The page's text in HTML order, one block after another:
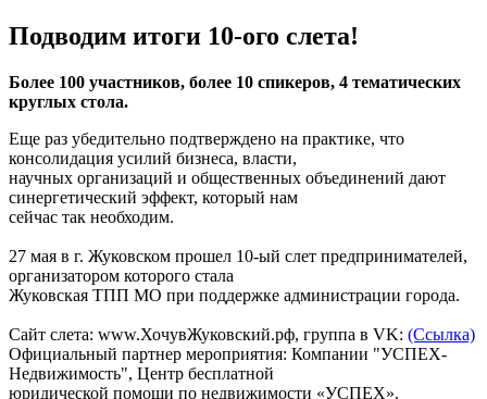
Подводим итоги 10-ого слета!
Более 100 участников, более 10 спикеров, 4 тематических
круглых стола.
Еще раз убедительно подтверждено на практике, что
консолидация усилий бизнеса, власти,
научных организаций и общественных объединений дают
синергетический эффект, который нам
сейчас так необходим.
27 мая в г. Жуковском прошел 10-ый слет предпринимателей,
организатором которого стала
Жуковская ТПП МО при поддержке администрации города.
Сайт слета: www.ХочувЖуковский.рф, группа в VK: (Ссылка)
Официальный партнер мероприятия: Компании "УСПЕХ-
Недвижимость", Центр бесплатной
юридической помощи по недвижимости «УСПЕХ».